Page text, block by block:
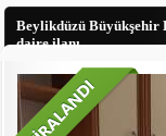
Beylikdüzü Büyükşehir
daire ilanı